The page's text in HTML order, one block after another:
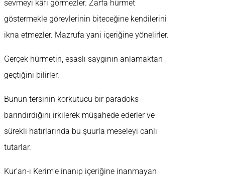
sevmeyi kâfi görmezler. Zarfa hürmet
göstermekle görevlerinin biteceğine kendilerini
ikna etmezler. Mazrufa yani içeriğine yönelirler.
Gerçek hürmetin, esaslı saygının anlamaktan
geçtiğini bilirler.
Bunun tersinin korkutucu bir paradoks
barındırdığını irkilerek müşahede ederler ve
sürekli hatırlarında bu şuurla meseleyi canlı
tutarlar.
Kur’an-ı Kerim’e inanıp içeriğine inanmayan